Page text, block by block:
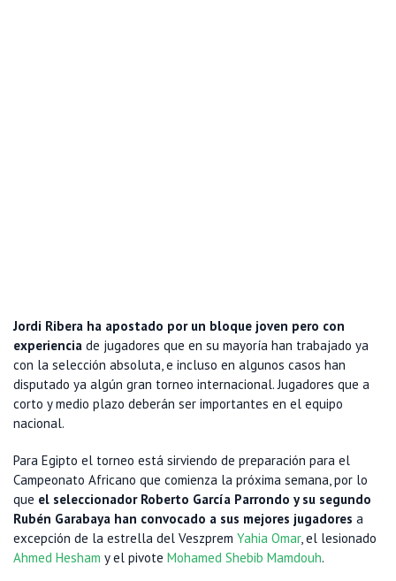
Jordi Ribera ha apostado por un bloque joven pero con
experiencia de jugadores que en su mayoría han trabajado ya
con la selección absoluta, e incluso en algunos casos han
disputado ya algún gran torneo internacional. Jugadores que a
corto y medio plazo deberán ser importantes en el equipo
nacional.
Para Egipto el torneo está sirviendo de preparación para el
Campeonato Africano que comienza la próxima semana, por lo
que el seleccionador Roberto García Parrondo y su segundo
Rubén Garabaya han convocado a sus mejores jugadores a
excepción de la estrella del Veszprem Yahia Omar, el lesionado
Ahmed Hesham y el pivote Mohamed Shebib Mamdouh.